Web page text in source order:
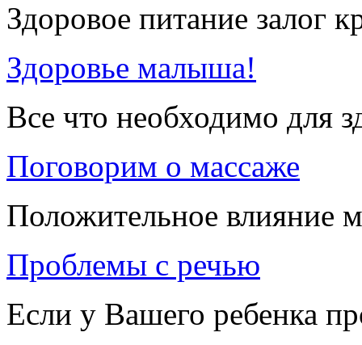
Здоровое питание залог
Здоровье малыша!
Все что необходимо для
Поговорим о массаже
Положительное влияние
Проблемы с речью
Если у Вашего ребенка